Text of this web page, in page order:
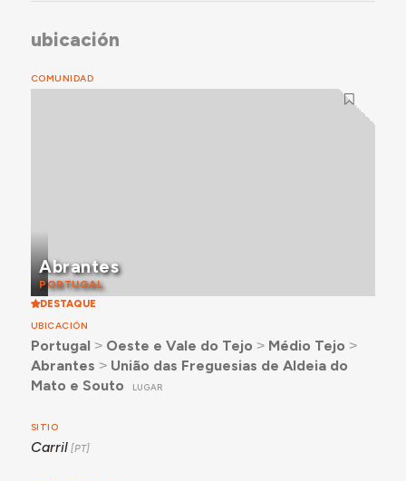
ubicación
COMUNIDAD
Abrantes
PORTUGAL
DESTAQUE
UBICACIÓN
Portugal ˃ Oeste e Vale do Tejo ˃ Médio Tejo ˃
Abrantes ˃ União das Freguesias de Aldeia do
Mato e Souto
LUGAR
SITIO
Carril